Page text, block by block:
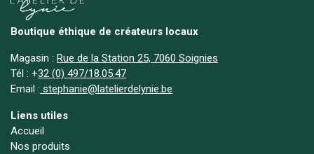
Boutique éthique de créateurs locaux
Magasin : Rue de la Station 25, 7060 Soignies
Tél : +32 (0) 497/18.05.47
Email : stephanie@latelierdelynie.be
Liens utiles
Accueil
Nos produits